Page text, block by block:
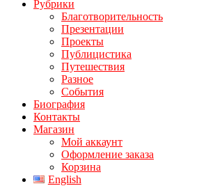
Рубрики
Благотворительность
Презентации
Проекты
Публицистика
Путешествия
Разное
События
Биография
Контакты
Магазин
Мой аккаунт
Оформление заказа
Корзина
English